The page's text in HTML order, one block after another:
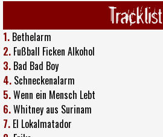
Tracklist
1. Bethelarm
2. Fußball Ficken Alkohol
3. Bad Bad Boy
4. Schneckenalarm
5.Wenn ein Mensch Lebt
6.Whitney aus Surinam
7. El Lokalmatador